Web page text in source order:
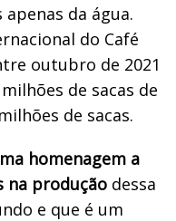
apenas da água.
do Café
outubro de 2021
de sacas de
de sacas.
homenagem a
na produção dessa
e que é um